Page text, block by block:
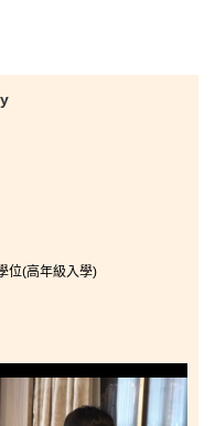
位(高年級入學)